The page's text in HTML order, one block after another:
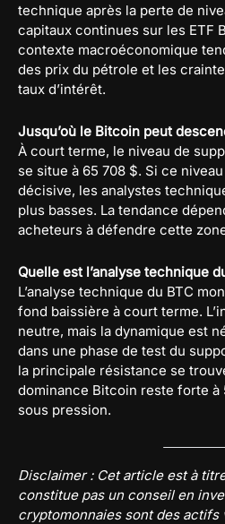
technique après la perte de
capitaux continues sur les ETF
contexte macroéconomique
des prix du pétrole et les
taux d’intérêt.
Jusqu’où le Bitcoin peut
À court terme, le niveau de
se situe à 65 708 $. Si ce
décisive, les analystes
plus basses. La tendance
acheteurs à défendre cette
Quelle est l’analyse technique
L’analyse technique du BTC
fond baissière à court terme.
neutre, mais la dynamique est
dans une phase de test du
la principale résistance se
dominance Bitcoin reste forte à
sous pression.
Disclaimer : Cet article est à
constitue pas un conseil en
cryptomonnaies sont des actifs